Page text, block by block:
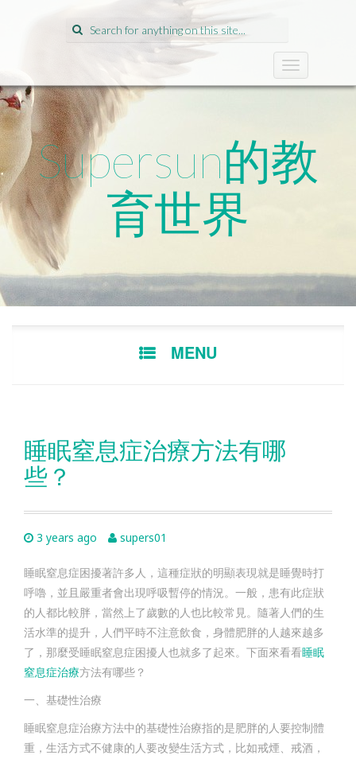
Search
for:
T
o
e
n
a
i
n
Supersun的教
育世界
MENU
睡眠窒息症治療方法有哪
些？
3 years ago supers01
睡眠窒息症困擾著許多人，這種症狀的明顯表現就是睡覺時打
呼嚕，並且嚴重者會出現呼吸暫停的情況。一般，患有此症狀
的人都比較胖，當然上了歲數的人也比較常見。隨著人們的生
活水準的提升，人們平時不注意飲食，身體肥胖的人越來越多
了，那麼受睡眠窒息症困擾人也就多了起來。下面來看看睡眠
窒息症治療方法有哪些？
一、基礎性治療
睡眠窒息症治療方法中的基礎性治療指的是肥胖的人要控制體
重，生活方式不健康的人要改變生活方式，比如戒煙、戒酒，